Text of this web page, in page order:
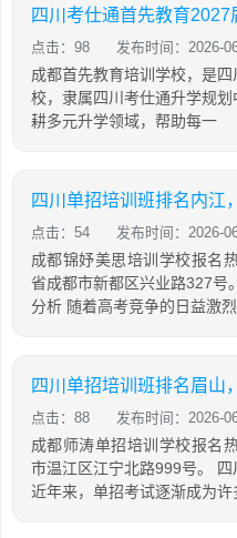
点击：98 发布时间：2026-
成都首先教育培训学校，是
校，隶属四川考仕通升学规
耕多元升学领域，帮助每一
点击：54 发布时间：2026-
成都锦妤美思培训学校报名
省成都市新都区兴业路327号
分析 随着高考竞争的日益激
点击：88 发布时间：2026-
成都师涛单招培训学校报名
市温江区江宁北路999号。
近年来，单招考试逐渐成为许